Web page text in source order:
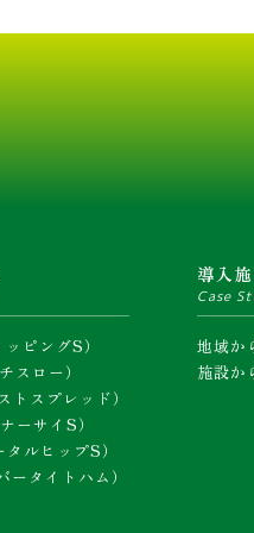
ピングS）
スロー）
トスプレッド）
ーサイS）
ルヒップS）
タイトハム）
導入
Case
地域か
施設か